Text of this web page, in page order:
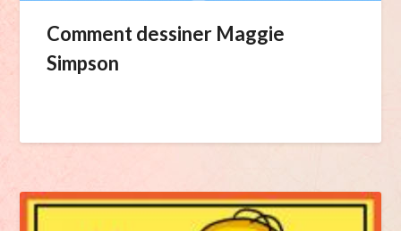
Comment dessiner Maggie
Simpson